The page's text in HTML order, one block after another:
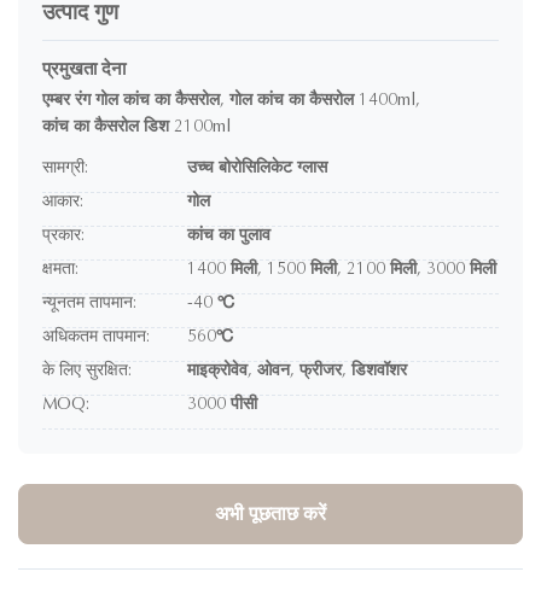
उत्पाद गुण
प्रमुखता देना
एम्बर रंग गोल कांच का कैसरोल, गोल कांच का कैसरोल 1400ml,
कांच का कैसरोल डिश 2100ml
सामग्री:
उच्च बोरोसिलिकेट ग्लास
आकार:
गोल
प्रकार:
कांच का पुलाव
क्षमता:
1400 मिली, 1500 मिली, 2100 मिली, 3000 मिली
न्यूनतम तापमान:
-40 ℃
अधिकतम तापमान:
560℃
के लिए सुरक्षित:
माइक्रोवेव, ओवन, फ्रीजर, डिशवॉशर
MOQ:
3000 पीसी
अभी पूछताछ करें